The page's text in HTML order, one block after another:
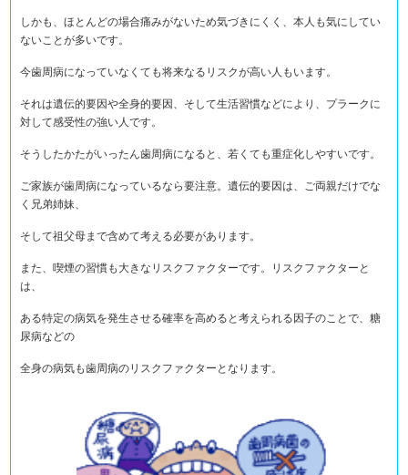
しかも、ほとんどの場合痛みがないため気づきにくく、本人も気にしてい
ないことが多いです。
今歯周病になっていなくても将来なるリスクが高い人もいます。
それは遺伝的要因や全身的要因、そして生活習慣などにより、プラークに
対して感受性の強い人です。
そうしたかたがいったん歯周病になると、若くても重症化しやすいです。
ご家族が歯周病になっているなら要注意。遺伝的要因は、ご両親だけでな
く兄弟姉妹、
そして祖父母まで含めて考える必要があります。
また、喫煙の習慣も大きなリスクファクターです。リスクファクターと
は、
ある特定の病気を発生させる確率を高めると考えられる因子のことで、糖
尿病などの
全身の病気も歯周病のリスクファクターとなります。